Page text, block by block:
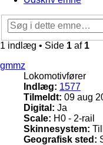
1 indlæg • Side 1 af 1
gmmz
Lokomotivfører
Indlæg: 1577
Tilmeldt: 09 aug
Digital: Ja
Scale: H0 - 2-rail
Skinnesystem:
Geografisk sted: